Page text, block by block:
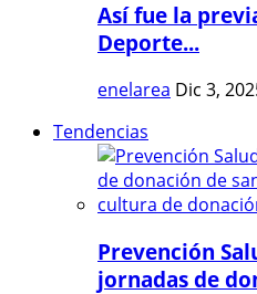
Así fue la
Deporte...
enelarea Dic 3,
Tendencias
Prevención
jornadas de